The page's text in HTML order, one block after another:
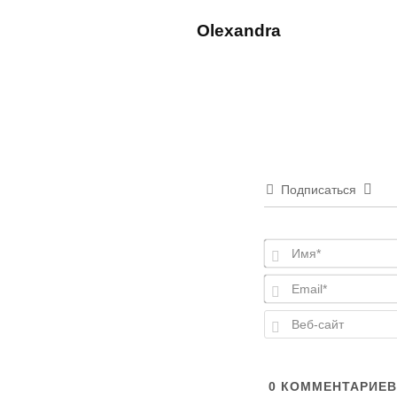
Olexandra
Подписаться
0 КОММЕНТАРИЕВ